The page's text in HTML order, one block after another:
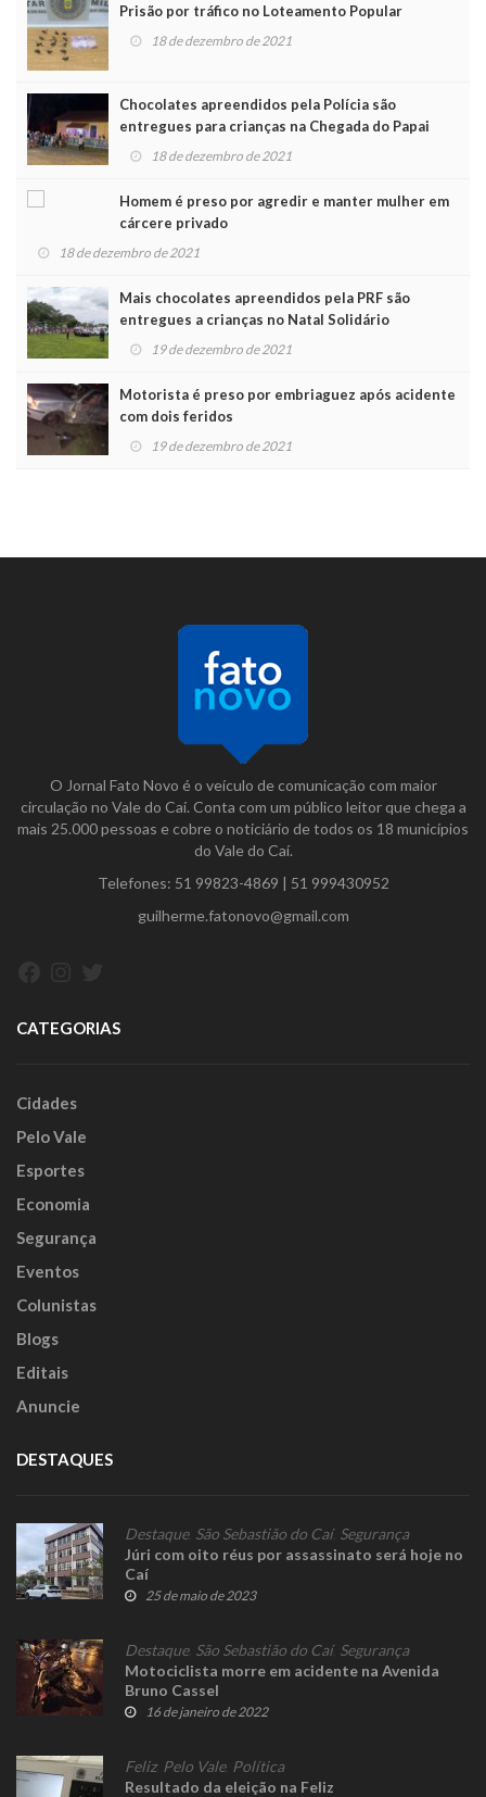
Prisão por tráfico no Loteamento Popular
18 de dezembro de 2021
Chocolates apreendidos pela Polícia são
entregues para crianças na Chegada do Papai
Noel 18 de dezembro de 2021
Homem é preso por agredir e manter mulher em
cárcere privado
18 de dezembro de 2021
Mais chocolates apreendidos pela PRF são
entregues a crianças no Natal Solidário
19 de dezembro de 2021
Motorista é preso por embriaguez após acidente
com dois feridos
19 de dezembro de 2021
O Jornal Fato Novo é o veículo de comunicação com maior
circulação no Vale do Caí. Conta com um público leitor que chega a
mais 25.000 pessoas e cobre o noticiário de todos os 18 municípios
do Vale do Caí.
Telefones: 51 99823-4869 | 51 999430952
guilherme.fatonovo@gmail.com
CATEGORIAS
Cidades
Pelo Vale
Esportes
Economia
Segurança
Eventos
Colunistas
Blogs
Editais
Anuncie
DESTAQUES
Destaque, São Sebastião do Caí, Segurança
Júri com oito réus por assassinato será hoje no
Caí
25 de maio de 2023
Destaque, São Sebastião do Caí, Segurança
Motociclista morre em acidente na Avenida
Bruno Cassel
16 de janeiro de 2022
Feliz, Pelo Vale, Política
Resultado da eleição na Feliz